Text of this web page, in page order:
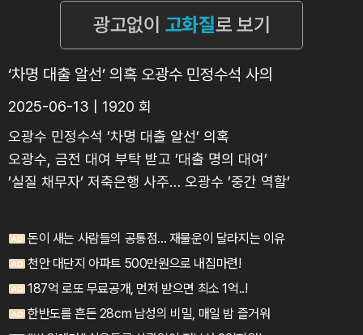
‘차명 대출 알선’ 의혹 오광수 민정수석 사의
2025-06-13 | 1920 회
오광수 민정수석 ’차명 대출 알선’ 의혹
오광수, 금전 대여 부탁 받고 ’대출 명의 대여’
’실질 채무자’ 저축은행 사주… 오광수 ’중간 역할’